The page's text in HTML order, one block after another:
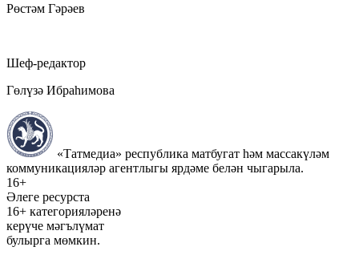
Рөстәм Гәрәев
Шеф-редактор
Гөлүзә Ибраһимова
«Татмедиа» республика матбугат һәм массакүләм
коммуникацияләр агентлыгы ярдәме белән чыгарыла.
16+
Әлеге ресурста
16+ категорияләренә
керүче мәгълүмат
булырга мөмкин.